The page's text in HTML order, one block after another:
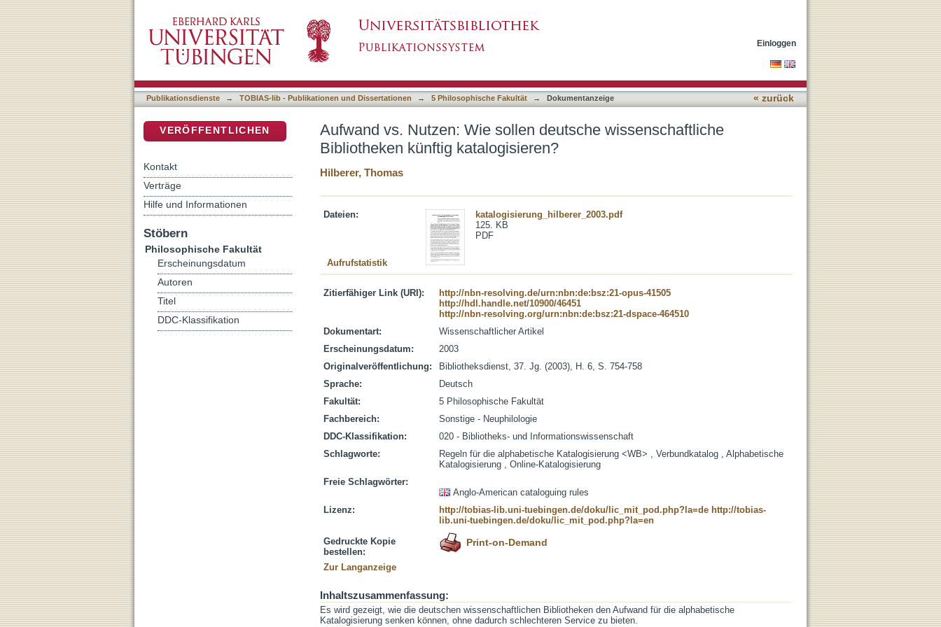
Einloggen
Publikationsdienste → TOBIAS-lib - Publikationen und Dissertationen → 5 Philosophische Fakultät → Dokumentanzeige « zurück
Aufwand vs. Nutzen: Wie sollen deutsche wissenschaftliche
Bibliotheken künftig katalogisieren?
Hilberer, Thomas
Dateien:
katalogisierung_hilberer_2003.pdf
125. KB
PDF
Aufrufstatistik
Zitierfähiger Link (URI):
http://nbn-resolving.de/urn:nbn:de:bsz:21-opus-41505
http://hdl.handle.net/10900/46451
http://nbn-resolving.org/urn:nbn:de:bsz:21-dspace-464510
Dokumentart:
Wissenschaftlicher Artikel
Erscheinungsdatum:
2003
Originalveröffentlichung:
Bibliotheksdienst, 37. Jg. (2003), H. 6, S. 754-758
Sprache:
Deutsch
Fakultät:
5 Philosophische Fakultät
Fachbereich:
Sonstige - Neuphilologie
DDC-Klassifikation:
020 - Bibliotheks- und Informationswissenschaft
Schlagworte:
Regeln für die alphabetische Katalogisierung <WB> , Verbundkatalog , Alphabetische
Katalogisierung , Online-Katalogisierung
Freie Schlagwörter:
Anglo-American cataloguing rules
Lizenz:
http://tobias-lib.uni-tuebingen.de/doku/lic_mit_pod.php?la=de http://tobias-
lib.uni-tuebingen.de/doku/lic_mit_pod.php?la=en
Gedruckte Kopie
bestellen:
Print-on-Demand
Zur Langanzeige
Inhaltszusammenfassung:
Es wird gezeigt, wie die deutschen wissenschaftlichen Bibliotheken den Aufwand für die alphabetische
Katalogisierung senken können, ohne dadurch schlechteren Service zu bieten.
VERÖFFENTLICHEN
Kontakt
Verträge
Hilfe und Informationen
Stöbern
Philosophische Fakultät
Erscheinungsdatum
Autoren
Titel
DDC-Klassifikation